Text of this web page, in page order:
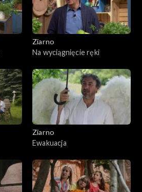
Ziarno
Na wyciągnięcie ręki
Ziarno
Ewakuacja